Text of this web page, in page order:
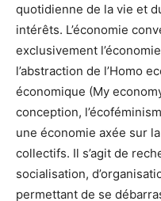
quotidienne de la vie et
intérêts. L’économie
exclusivement
l’abstraction de l’Homo
économique (My
conception,
une économie axée sur
collectifs. Il s’agit de
socialisation,
permettant de se